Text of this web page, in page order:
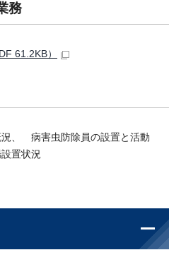
務
61.2KB）
、 病害虫防除員の設置と活動
置状況